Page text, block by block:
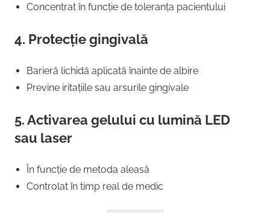
Concentrat în funcție de toleranța pacientului
4. Protecție gingivală
Barieră lichidă aplicată înainte de albire
Previne iritațiile sau arsurile gingivale
5. Activarea gelului cu lumină LED
sau laser
În funcție de metoda aleasă
Controlat în timp real de medic